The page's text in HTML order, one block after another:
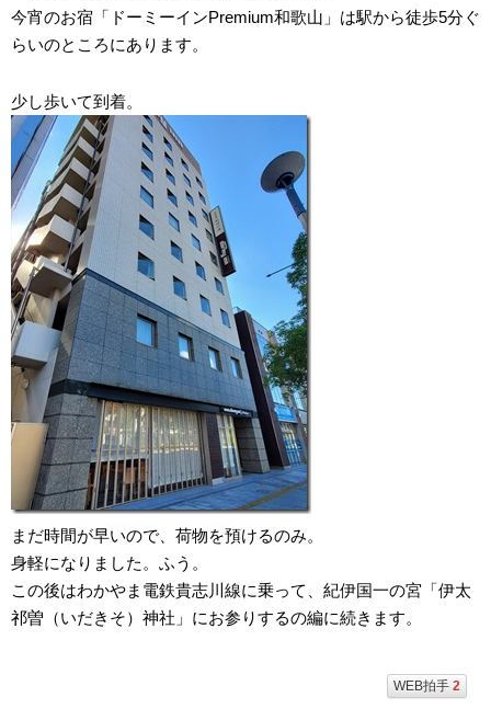
今宵のお宿「ドーミーインPremium和歌山」は駅から徒歩5分ぐ
らいのところにあります。
少し歩いて到着。
まだ時間が早いので、荷物を預けるのみ。
身軽になりました。ふう。
この後はわかやま電鉄貴志川線に乗って、紀伊国一の宮「伊太
祁曽（いだきそ）神社」にお参りするの編に続きます。
WEB拍手 2